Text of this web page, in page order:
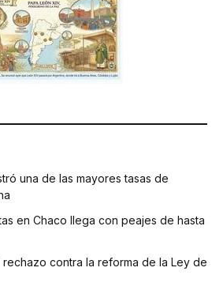
una de las mayores tasas de
en Chaco llega con peajes de hasta
rechazo contra la reforma de la Ley de